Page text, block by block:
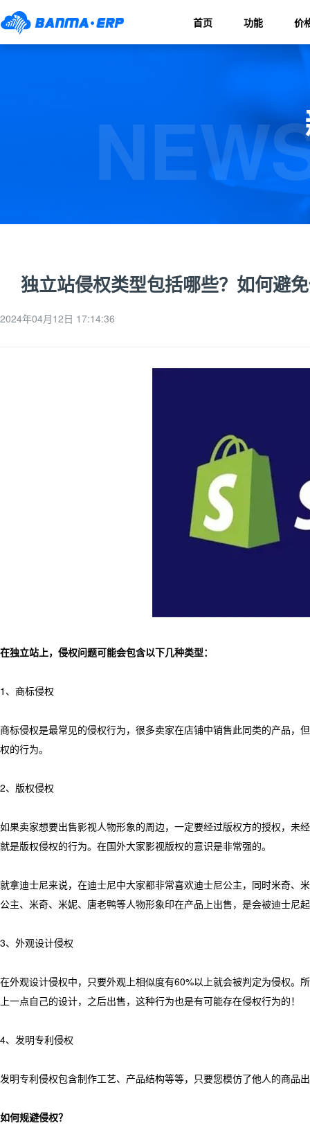
首页 功能 价
独立站侵权类型包括哪些？如何避
2024年04月12日 17:14:36
在独立站上，侵权问题可能会包含以下几种类型：
1、商标侵权
商标侵权是最常见的侵权行为，很多卖家在店铺中销售此同类的产品，
权的行为。
2、版权侵权
如果卖家想要出售影视人物形象的周边，一定要经过版权方的授权，未
就是版权侵权的行为。在国外大家影视版权的意识是非常强的。
就拿迪士尼来说，在迪士尼中大家都非常喜欢迪士尼公主，同时米奇、
公主、米奇、米妮、唐老鸭等人物形象印在产品上出售，是会被迪士尼
3、外观设计侵权
在外观设计侵权中，只要外观上相似度有60%以上就会被判定为侵权。
上一点自己的设计，之后出售，这种行为也是有可能存在侵权行为的！
4、发明专利侵权
发明专利侵权包含制作工艺、产品结构等等，只要您模仿了他人的商品
如何规避侵权？